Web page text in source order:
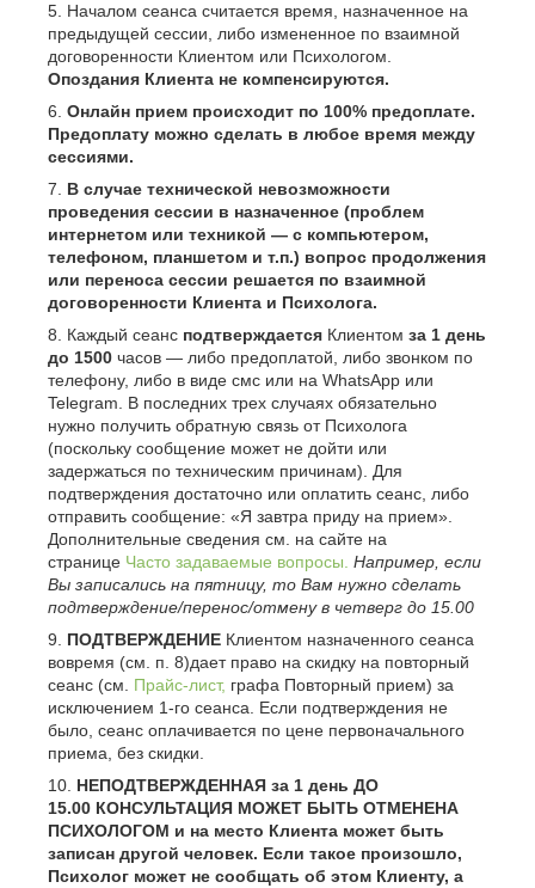
Началом сеанса считается время, назначенное на
предыдущей сессии, либо измененное по взаимной
договоренности Клиентом или Психологом.
Опоздания Клиента не компенсируются.
Онлайн прием происходит по 100% предоплате.
Предоплату можно сделать в любое время между
сессиями.
В случае технической невозможности
проведения сессии в назначенное (проблем
интернетом или техникой — с компьютером,
телефоном, планшетом и т.п.) вопрос продолжения
или переноса сессии решается по взаимной
договоренности Клиента и Психолога.
Каждый сеанс подтверждается Клиентом за 1 день
до 1500 часов — либо предоплатой, либо звонком по
телефону, либо в виде смс или на WhatsApp или
Telegram. В последних трех случаях обязательно
нужно получить обратную связь от Психолога
(поскольку сообщение может не дойти или
задержаться по техническим причинам). Для
подтверждения достаточно или оплатить сеанс, либо
отправить сообщение: «Я завтра приду на прием».
Дополнительные сведения см. на сайте на
странице Часто задаваемые вопросы. Например, если
Вы записались на пятницу, то Вам нужно сделать
подтверждение/перенос/отмену в четверг до 15.00
ПОДТВЕРЖДЕНИЕ Клиентом назначенного сеанса
вовремя (см. п. 8)дает право на скидку на повторный
сеанс (см. Прайс-лист, графа Повторный прием) за
исключением 1-го сеанса. Если подтверждения не
было, сеанс оплачивается по цене первоначального
приема, без скидки.
НЕПОДТВЕРЖДЕННАЯ за 1 день ДО
15.00 КОНСУЛЬТАЦИЯ МОЖЕТ БЫТЬ ОТМЕНЕНА
ПСИХОЛОГОМ и на место Клиента может быть
записан другой человек. Если такое произошло,
Психолог может не сообщать об этом Клиенту, а